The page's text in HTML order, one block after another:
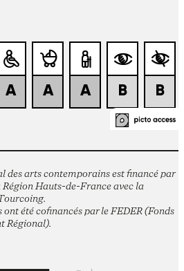
des arts contemporains est financé par
Hauts-de-France avec la
été cofinancés par le FEDER (Fonds
Régional).